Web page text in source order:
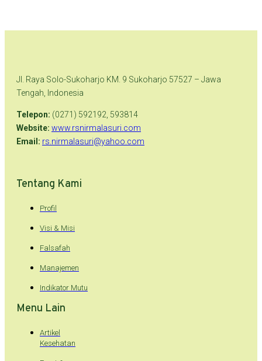
Jl. Raya Solo-Sukoharjo KM. 9 Sukoharjo 57527 – Jawa
Tengah, Indonesia
Telepon: (0271) 592192, 593814
Website: www.rsnirmalasuri.com
Email: rs.nirmalasuri@yahoo.com
Tentang Kami
Profil
Visi & Misi
Falsafah
Manajemen
Indikator Mutu
Menu Lain
Artikel
Kesehatan